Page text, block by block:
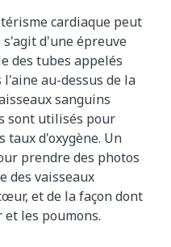
cardiaque peut
d'une épreuve
des tubes appelés
au-dessus de la
sanguins
sont utilisés pour
taux d'oxygène. Un
prendre des photos
des vaisseaux
et de la façon dont
les poumons.